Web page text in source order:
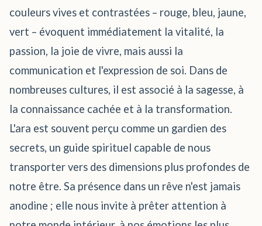
couleurs vives et contrastées – rouge, bleu, jaune,
vert – évoquent immédiatement la vitalité, la
passion, la joie de vivre, mais aussi la
communication et l'expression de soi. Dans de
nombreuses cultures, il est associé à la sagesse, à
la connaissance cachée et à la transformation.
L'ara est souvent perçu comme un gardien des
secrets, un guide spirituel capable de nous
transporter vers des dimensions plus profondes de
notre être. Sa présence dans un rêve n'est jamais
anodine ; elle nous invite à prêter attention à